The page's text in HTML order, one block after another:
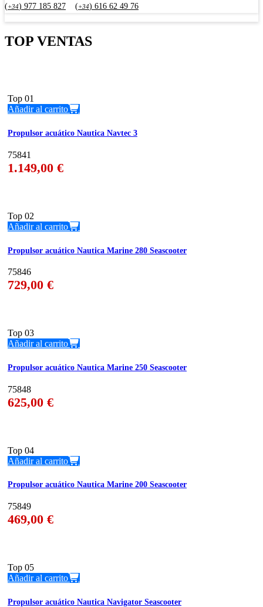
(+34) 977 185 827 (+34) 616 62 49 76
TOP VENTAS
Top 01
Añadir al carrito
Propulsor acuático Nautica Navtec 3
75841
1.149,00 €
Top 02
Añadir al carrito
Propulsor acuático Nautica Marine 280 Seascooter
75846
729,00 €
Top 03
Añadir al carrito
Propulsor acuático Nautica Marine 250 Seascooter
75848
625,00 €
Top 04
Añadir al carrito
Propulsor acuático Nautica Marine 200 Seascooter
75849
469,00 €
Top 05
Añadir al carrito
Propulsor acuático Nautica Navigator Seascooter